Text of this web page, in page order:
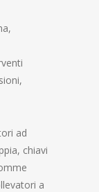
ad
chiavi
a